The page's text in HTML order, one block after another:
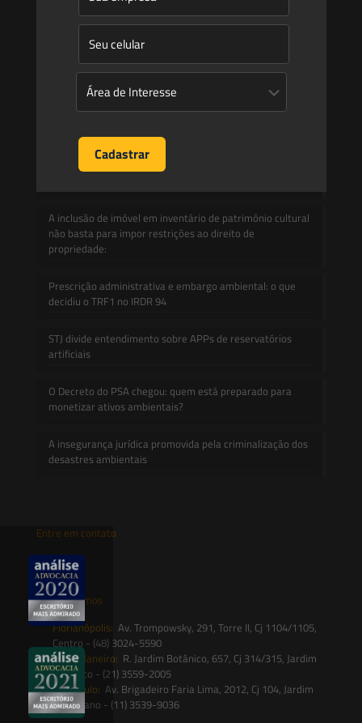
Informativos
Contato
Mudanças climáticas, risco operacional e a relevância do
A inclusão de imóvel em inventário de patrimônio cultural
não basta para impor restrições ao direito de
propriedade:
Prescrição administrativa e embargo ambiental: o que
decidiu o TRF1 no IRDR 94
STJ divide entendimento sobre APPs de reservatórios
artificiais
O Decreto do PSA chegou: quem está preparado para
monetizar ativos ambientais?
A insegurança jurídica promovida pela criminalização dos
desastres ambientais
Entre em contato
contato@saesadvogados.com.br
Onde estamos
Florianópolis: Av. Trompowsky, 291, Torre II, Cj 1104/1105,
Centro - (48) 3024-5590
Rio de Janeiro: R. Jardim Botânico, 657, Cj 314/315, Jardim
Botânico - (21) 3559-2005
São Paulo: Av. Brigadeiro Faria Lima, 2012, Cj 104, Jardim
Paulistano - (11) 3539-9036